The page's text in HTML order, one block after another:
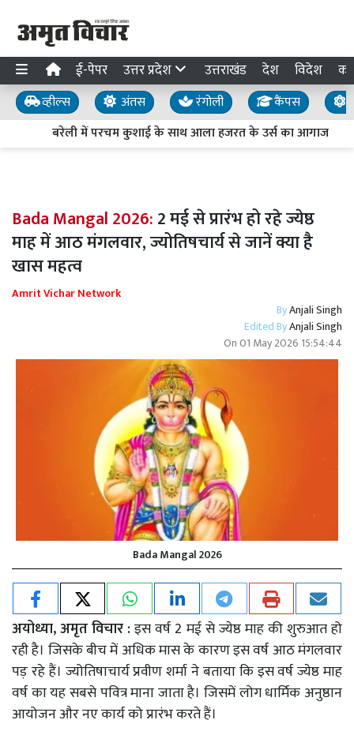
ई-पेपर उत्तर प्रदेश उत्तराखंड देश विदेश
व्हील्स अंतस रंगोली कैंपस
बरेली में परचम कुशाई के साथ आला हजरत के उर्स का आगाज
Bada Mangal 2026:2 मई से प्रारंभ हो रहे ज्येष्ठ
माह में आठ मंगलवार, ज्योतिषचार्य से जानें क्या है
खास महत्व
Amrit Vichar Network
ByAnjali Singh
Edited ByAnjali Singh
On01 May 2026 15:54:44
Bada Mangal 2026
अयोध्या, अमृत विचार :इस वर्ष 2 मई से ज्येष्ठ माह की शुरुआत हो
रही है। जिसके बीच में अधिक मास के कारण इस वर्ष आठ मंगलवार
पड़ रहे हैं। ज्योतिषाचार्य प्रवीण शर्मा ने बताया कि इस वर्ष ज्येष्ठ माह
वर्ष का यह सबसे पवित्र माना जाता है। जिसमें लोग धार्मिक अनुष्ठान
आयोजन और नए कार्य को प्रारंभ करते हैं।